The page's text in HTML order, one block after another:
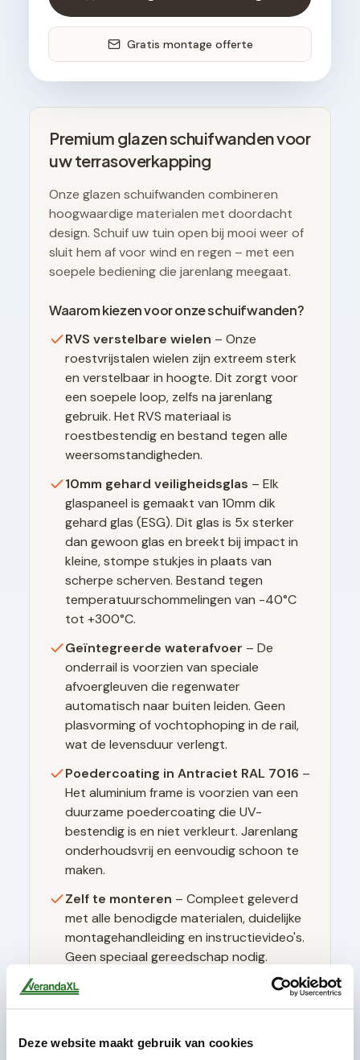
Deze website maakt gebruik van cookies
Gratis montage offerte
Premium glazen schuifwanden voor
uw terrasoverkapping
Onze glazen schuifwanden combineren
hoogwaardige materialen met doordacht
design. Schuif uw tuin open bij mooi weer of
sluit hem af voor wind en regen – met een
soepele bediening die jarenlang meegaat.
Waarom kiezen voor onze schuifwanden?
RVS verstelbare wielen – Onze
roestvrijstalen wielen zijn extreem sterk
en verstelbaar in hoogte. Dit zorgt voor
een soepele loop, zelfs na jarenlang
gebruik. Het RVS materiaal is
roestbestendig en bestand tegen alle
weersomstandigheden.
10mm gehard veiligheidsglas – Elk
glaspaneel is gemaakt van 10mm dik
gehard glas (ESG). Dit glas is 5x sterker
dan gewoon glas en breekt bij impact in
kleine, stompe stukjes in plaats van
scherpe scherven. Bestand tegen
temperatuurschommelingen van -40°C
tot +300°C.
Geïntegreerde waterafvoer – De
onderrail is voorzien van speciale
afvoergleuven die regenwater
automatisch naar buiten leiden. Geen
plasvorming of vochtophoping in de rail,
wat de levensduur verlengt.
Poedercoating in Antraciet RAL 7016 –
Het aluminium frame is voorzien van een
duurzame poedercoating die UV-
bestendig is en niet verkleurt. Jarenlang
onderhoudsvrij en eenvoudig schoon te
maken.
Zelf te monteren – Compleet geleverd
met alle benodigde materialen, duidelijke
montagehandleiding en instructievideo's.
Geen speciaal gereedschap nodig.
Technische specificaties